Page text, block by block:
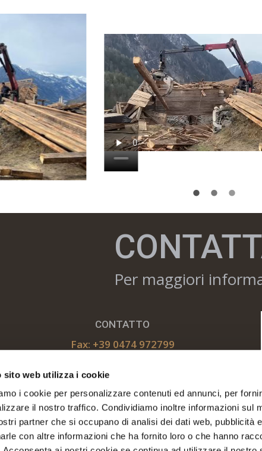
sito web utilizza i cookie
i cookie per personalizzare contenuti ed annunci, per
il nostro traffico. Condividiamo inoltre informazioni sul
partner che si occupano di analisi dei dati web, pubblicità
con altre informazioni che ha fornito loro o che hanno
Per maggiori
CONTATTO
Fax: +39 0474 972799